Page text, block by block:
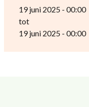
19 juni 2025 - 00:00
tot
19 juni 2025 - 00:00